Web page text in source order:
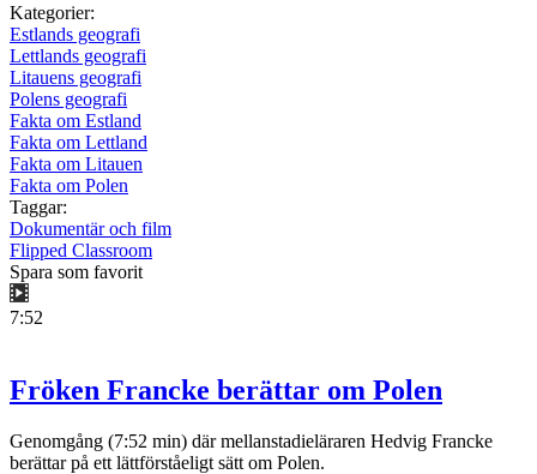
Kategorier:
Estlands geografi
Lettlands geografi
Litauens geografi
Polens geografi
Fakta om Estland
Fakta om Lettland
Fakta om Litauen
Fakta om Polen
Taggar:
Dokumentär och film
Flipped Classroom
Spara som favorit
7:52
Fröken Francke berättar om Polen
Genomgång (7:52 min) där mellanstadieläraren Hedvig Francke
berättar på ett lättförståeligt sätt om Polen.